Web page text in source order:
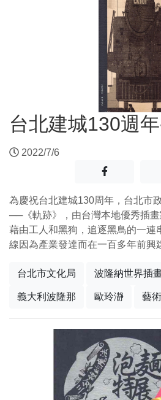
台北建城130週
2022/7/6
分享至
為慶祝台北建城130周年，台北市
──《軌跡》，由台灣本地優秀插
藉由工人和黑狗，追逐黑鳥的一連
線因為產業發達而在一百多年前興
台北市文化局 波隆納世界插
義大利波隆那 歐玲瀞 藝術